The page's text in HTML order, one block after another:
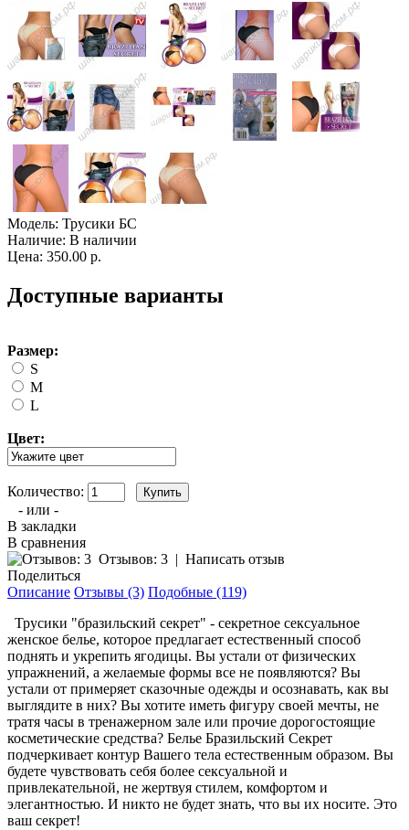
Модель: Трусики БС
Наличие: В наличии
Цена: 350.00 р.
Доступные варианты
Размер:
S
M
L
Цвет:
Количество:
- или -
В закладки
В сравнения
Отзывов: 3 | Написать отзыв
Поделиться
Описание Отзывы (3) Подобные (119)
Трусики "бразильский секрет" - секретное сексуальное
женское белье, которое предлагает естественный способ
поднять и укрепить ягодицы. Вы устали от физических
упражнений, а желаемые формы все не появляются? Вы
устали от примеряет сказочные одежды и осознавать, как вы
выглядите в них? Вы хотите иметь фигуру своей мечты, не
тратя часы в тренажерном зале или прочие дорогостоящие
косметические средства? Белье Бразильский Секрет
подчеркивает контур Вашего тела естественным образом. Вы
будете чувствовать себя более сексуальной и
привлекательной, не жертвуя стилем, комфортом и
элегантностью. И никто не будет знать, что вы их носите. Это
ваш секрет!